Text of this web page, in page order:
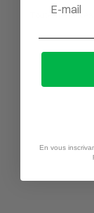
En vous